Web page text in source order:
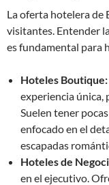
La oferta hotelera de
visitantes. Entender
es fundamental para
Hoteles Boutique:
experiencia única,
Suelen tener
enfocado en el
escapadas
Hoteles de
en el ejecutivo.